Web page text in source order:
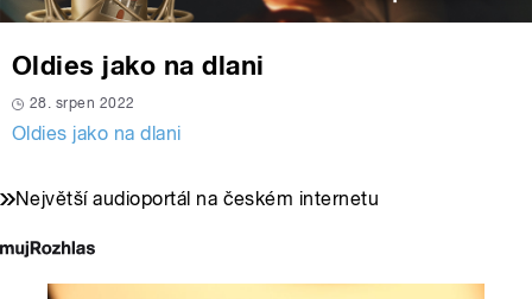
Oldies jako na dlani
28. srpen 2022
Oldies jako na dlani
Největší audioportál na českém internetu